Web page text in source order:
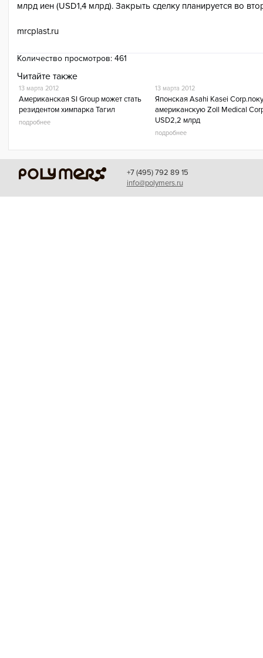
млрд иен (USD1,4 млрд). Закрыть сделку планируется во
mrcplast.ru
Количество просмотров: 461
Читайте также
13 марта 2012
Американская SI Group может стать
резидентом химпарка Тагил
подробнее
13 марта 2012
Японская Asahi Kasei
американскую Zoll Medical
USD2,2 млрд
подробнее
+7 (495) 792 89 15
info@polymers.ru